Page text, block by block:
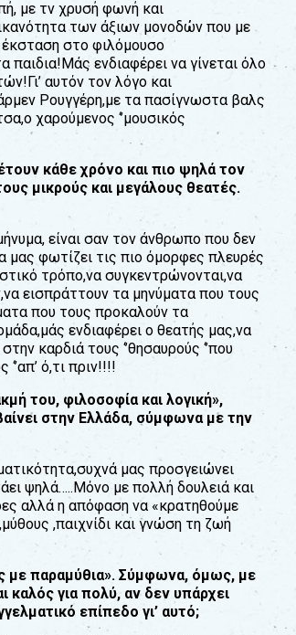
µε τν χρυσή φωνή και
των άξιων µονοδών που µε
έκσταση στο φιλόµουσο
παιδια!Μάς ενδιαφέρει να γίνεται όλο
αυτόν τον λόγο και
Ρουγγέρη,µε τα πασίγνωστα βαλς
χαρούµενος ‘’µουσικός
κάθε χρόνο και πιο ψηλά τον
µικρούς και µεγάλους θεατές.
είναι σαν τον άνθρωπο που δεν
µας φωτίζει τις πιο όµορφες πλευρές
τρόπο,να συγκεντρώνονται,να
εισπράττουν τα µηνύµατα που τους
που τους προκαλούν τα
ενδιαφέρει ο θεατής µας,να
καρδιά τους ‘’θησαυρούς ‘’που
ό,τι πριν!!!!
του, φιλοσοφία και λογική»,
στην Ελλάδα, σύµφωνα µε την
µας προσγειώνει
ψηλά…..Μόνο µε πολλή δουλειά και
αλλά η απόφαση να «κρατηθούµε
,παιχνίδι και γνώση τη ζωή
µε παραµύθια». Σύµφωνα, όµως, µε
καλός για πολύ, αν δεν υπάρχει
επίπεδο γι’ αυτό;